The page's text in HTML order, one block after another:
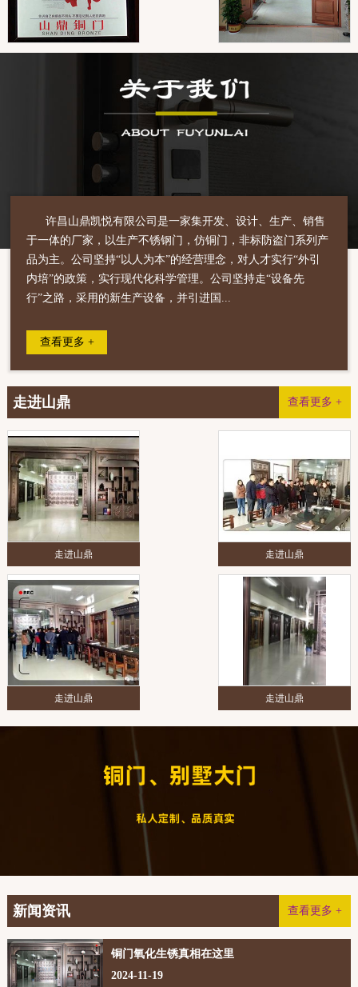
许昌山鼎凯悦有限公司是一家集开发、设计、生产、销售
于一体的厂家，以生产不锈钢门，仿铜门，非标防盗门系列产
品为主。公司坚持“以人为本”的经营理念，对人才实行“外引
内培”的政策，实行现代化科学管理。公司坚持走“设备先
行”之路，采用的新生产设备，并引进国...
查看更多 +
查看更多 +
走进山鼎
走进山鼎 走进山鼎
走进山鼎 走进山鼎
查看更多 +
新闻资讯
铜门氧化生锈真相在这里
2024-11-19